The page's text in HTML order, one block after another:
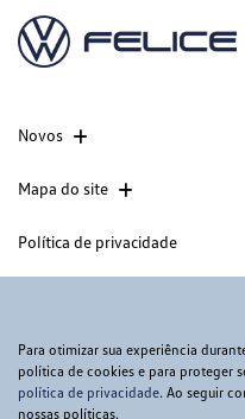
Novos
Mapa do site
Política de privacidade
CNPJ:
Desacelere. Seu
Para otimizar sua experiência
política de cookies e para proteger
política de privacidade. Ao seguir
nossas políticas.